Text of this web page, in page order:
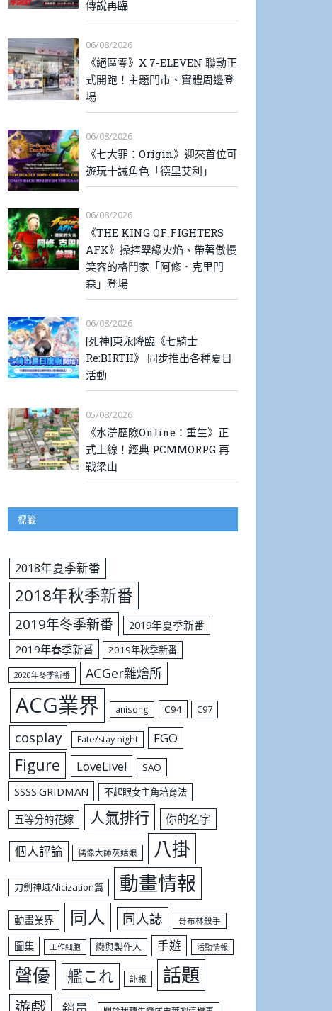
傳說再臨
06/08/2026
《絕區零》X 7-ELEVEN 聯動正
式開跑！主題門市、實體周邊登
場
06/08/2026
《七大罪：Origin》迎來首位可
遊玩十誡角色「德里艾利」
06/08/2026
《THE KING OF FIGHTERS
AFK》操控翠綠火焰、帶著傲慢
笑容的格鬥家「阿修．克里門
森」登場
06/08/2026
[死神]東永降臨《七騎士
Re:BIRTH》 同步推出各種夏日
活動
05/08/2026
《水滸歷險Online：重生》正
式上線！經典 PCMMORPG 再
戰梁山
標籤
2018年夏季新番
2018年秋季新番
2019年冬季新番
2019年夏季新番
2019年春季新番
2019年秋季新番
2020年冬季新番 ACGer雜燴所
ACG業界 anisong C94 C97
cosplay Fate/stay night FGO
Figure LoveLive! SAO
SSSS.GRIDMAN 不起眼女主角培育法
五等分的花嫁 人氣排行 你的名字
個人評論 偶像大師灰姑娘 八掛
刀劍神域Alicization篇 動畫情報
動畫業界 同人 同人誌 哥布林殺手
圖集 工作細胞 戀與製作人 手遊 活動情報
聲優 艦これ 訃報 話題